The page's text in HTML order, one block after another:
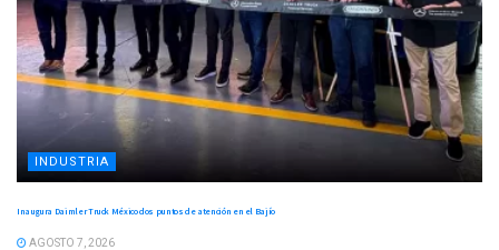
INDUSTRIA
Inaugura Daimler Truck México dos puntos de atención en el Bajío
AGOSTO 7, 2026